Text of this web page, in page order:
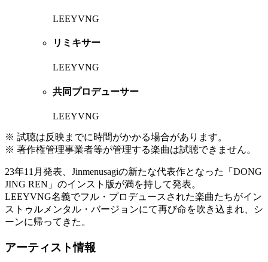
LEEYVNG
リミキサー
LEEYVNG
共同プロデューサー
LEEYVNG
※ 試聴は反映までに時間がかかる場合があります。
※ 著作権管理事業者等が管理する楽曲は試聴できません。
23年11月発表、Jinmenusagiの新たな代表作となった「DONG
JING REN」のインスト版が満を持して発表。
LEEYVNG名義でフル・プロデュースされた楽曲たちがイン
ストゥルメンタル・バージョンにて再び命を吹き込まれ、シ
ーンに帰ってきた。
アーティスト情報